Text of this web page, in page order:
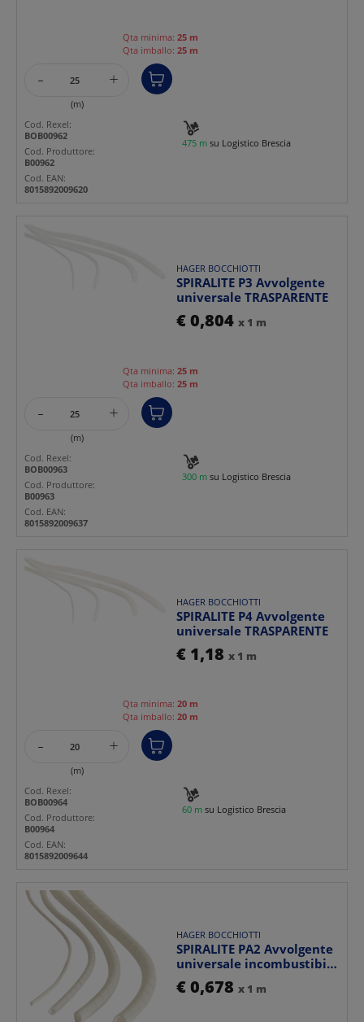
Qta minima: 25 m
Qta imballo: 25 m
- +
(m)
475 m su Logistico Brescia
Cod. Rexel:
BOB00962
Cod. Produttore:
B00962
Cod. EAN:
8015892009620
HAGER BOCCHIOTTI
SPIRALITE P3 Avvolgente
universale TRASPARENTE
€ 0,804 x 1 m
Qta minima: 25 m
Qta imballo: 25 m
- +
(m)
300 m su Logistico Brescia
Cod. Rexel:
BOB00963
Cod. Produttore:
B00963
Cod. EAN:
8015892009637
HAGER BOCCHIOTTI
SPIRALITE P4 Avvolgente
universale TRASPARENTE
€ 1,18 x 1 m
Qta minima: 20 m
Qta imballo: 20 m
- +
(m)
60 m su Logistico Brescia
Cod. Rexel:
BOB00964
Cod. Produttore:
B00964
Cod. EAN:
8015892009644
HAGER BOCCHIOTTI
SPIRALITE PA2 Avvolgente
universale incombustibile
autoestuente H...
€ 0,678 x 1 m